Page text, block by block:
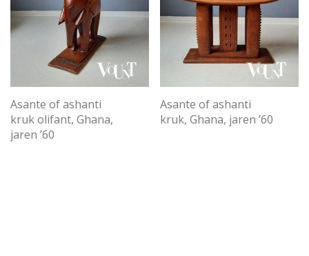
Asante of ashanti
kruk olifant, Ghana,
jaren ’60
Asante of ashanti
kruk, Ghana, jaren ’60